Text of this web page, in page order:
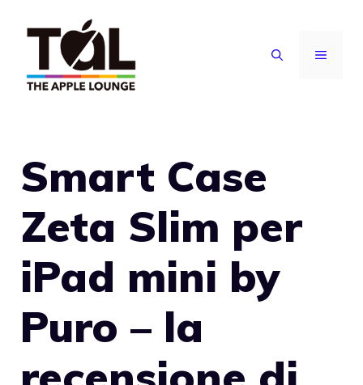
contenuto
MENU
Smart Case
Zeta Slim per
iPad mini by
Puro – la